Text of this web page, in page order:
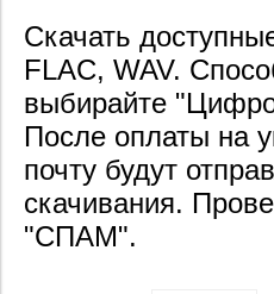
Скачать
FLAC, WAV.
выбирайте
После оплаты на
почту будут
скачивания.
"СПАМ".